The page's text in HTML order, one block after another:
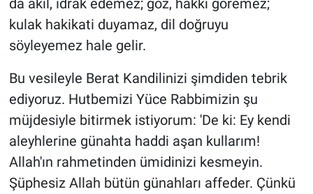
kulak hakikati duyamaz, dil doğruyu
söyleyemez hale gelir.
Bu vesileyle Berat Kandilinizi şimdiden tebrik
ediyoruz. Hutbemizi Yüce Rabbimizin şu
müjdesiyle bitirmek istiyorum: 'De ki: Ey kendi
aleyhlerine günahta haddi aşan kullarım!
Allah'ın rahmetinden ümidinizi kesmeyin.
Şüphesiz Allah bütün günahları affeder. Çünkü